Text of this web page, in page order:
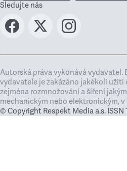
Sledujte nás
Autorská práva vykonává vydavatel.
vydavatele je zakázáno jakékoli užití
zejména rozmnožování a šíření
mechanickým nebo elektronickým, v
© Copyright Respekt Media a.s. ISSN